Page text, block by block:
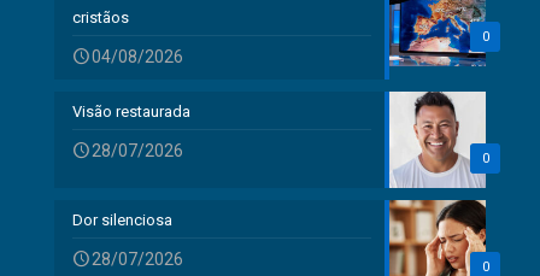
0
cristãos
04/08/2026
0
Visão restaurada
28/07/2026
0
Dor silenciosa
28/07/2026